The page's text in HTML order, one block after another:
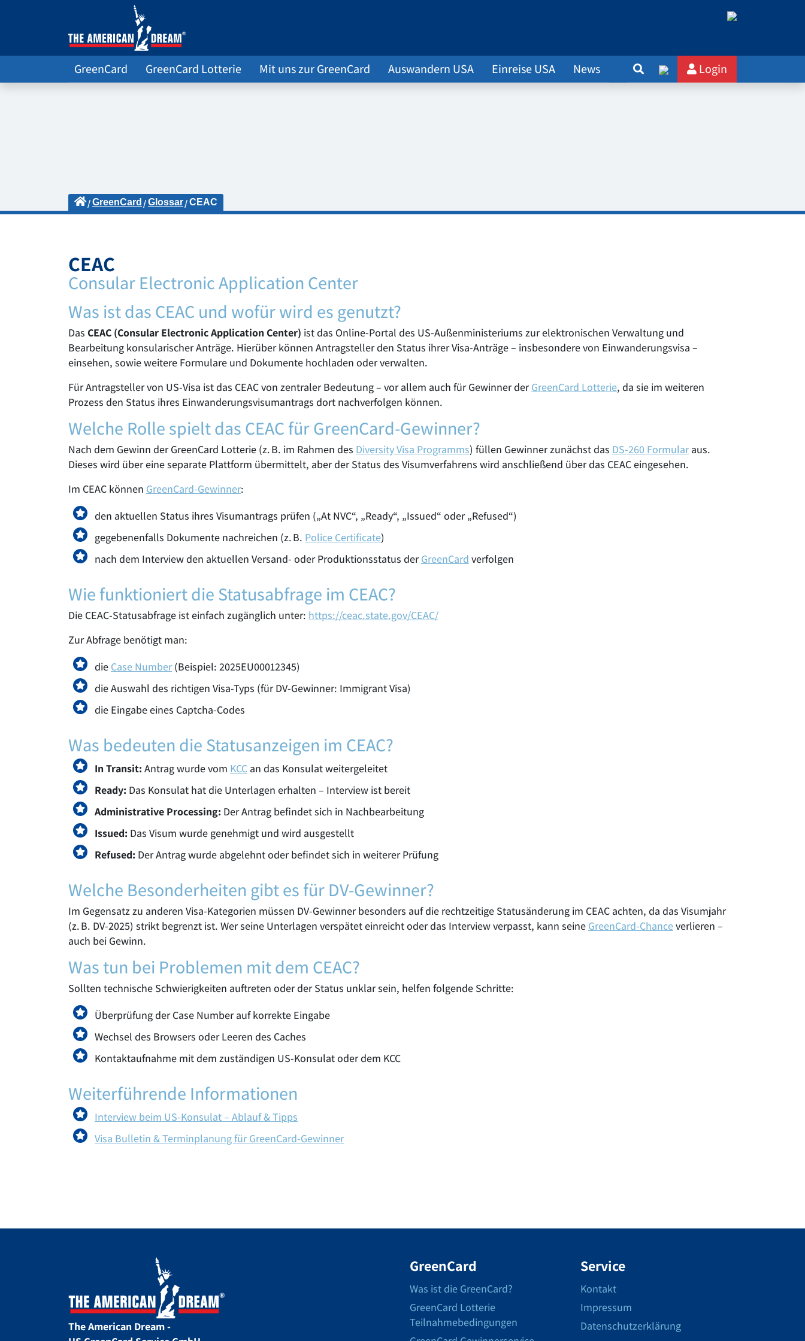
GreenCard GreenCard Lotterie Mit uns zur GreenCard Auswandern USA Einreise USA News Login
GreenCard Glossar CEAC
CEAC
Consular Electronic Application Center
Was ist das CEAC und wofür wird es genutzt?
Das CEAC (Consular Electronic Application Center) ist das Online-Portal des US-Außenministeriums zur elektronischen Verwaltung und
Bearbeitung konsularischer Anträge. Hierüber können Antragsteller den Status ihrer Visa-Anträge – insbesondere von Einwanderungsvisa –
einsehen, sowie weitere Formulare und Dokumente hochladen oder verwalten.
Für Antragsteller von US-Visa ist das CEAC von zentraler Bedeutung – vor allem auch für Gewinner derGreenCard Lotterie, da sie im weiteren
Prozess den Status ihres Einwanderungsvisumantrags dort nachverfolgen können.
Welche Rolle spielt das CEAC für GreenCard-Gewinner?
Nach dem Gewinn der GreenCard Lotterie (z. B. im Rahmen des Diversity Visa Programms) füllen Gewinner zunächst das DS-260 Formularaus.
Dieses wird über eine separate Plattform übermittelt, aber der Status des Visumverfahrens wird anschließend über das CEAC eingesehen.
Im CEAC können GreenCard-Gewinner:
den aktuellen Status ihres Visumantrags prüfen („At NVC“, „Ready“, „Issued“ oder „Refused“)
gegebenenfalls Dokumente nachreichen (z. B. Police Certificate)
nach dem Interview den aktuellen Versand- oder Produktionsstatus derGreenCard verfolgen
Wie funktioniert die Statusabfrage im CEAC?
Die CEAC-Statusabfrage ist einfach zugänglich unter: https://ceac.state.gov/CEAC/
Zur Abfrage benötigt man:
die Case Number(Beispiel: 2025EU00012345)
die Auswahl des richtigen Visa-Typs (für DV-Gewinner: Immigrant Visa)
die Eingabe eines Captcha-Codes
Was bedeuten die Statusanzeigen im CEAC?
In Transit: Antrag wurde vom KCC an das Konsulat weitergeleitet
Ready: Das Konsulat hat die Unterlagen erhalten – Interview ist bereit
Administrative Processing: Der Antrag befindet sich in Nachbearbeitung
Issued: Das Visum wurde genehmigt und wird ausgestellt
Refused: Der Antrag wurde abgelehnt oder befindet sich in weiterer Prüfung
Welche Besonderheiten gibt es für DV-Gewinner?
Im Gegensatz zu anderen Visa-Kategorien müssen DV-Gewinner besonders auf die rechtzeitige Statusänderung im CEAC achten, da das Visumjahr
(z. B. DV-2025) strikt begrenzt ist. Wer seine Unterlagen verspätet einreicht oder das Interview verpasst, kann seine GreenCard-Chanceverlieren –
auch bei Gewinn.
Was tun bei Problemen mit dem CEAC?
Sollten technische Schwierigkeiten auftreten oder der Status unklar sein, helfen folgende Schritte:
Überprüfung der Case Number auf korrekte Eingabe
Wechsel des Browsers oder Leeren des Caches
Kontaktaufnahme mit dem zuständigen US-Konsulat oder dem KCC
Weiterführende Informationen
Interview beim US-Konsulat – Ablauf & Tipps
Visa Bulletin & Terminplanung für GreenCard-Gewinner
The American Dream -
GreenCard
Was ist die GreenCard?
GreenCard Lotterie
Teilnahmebedingungen
Service
Kontakt
Impressum
Datenschutzerklärung